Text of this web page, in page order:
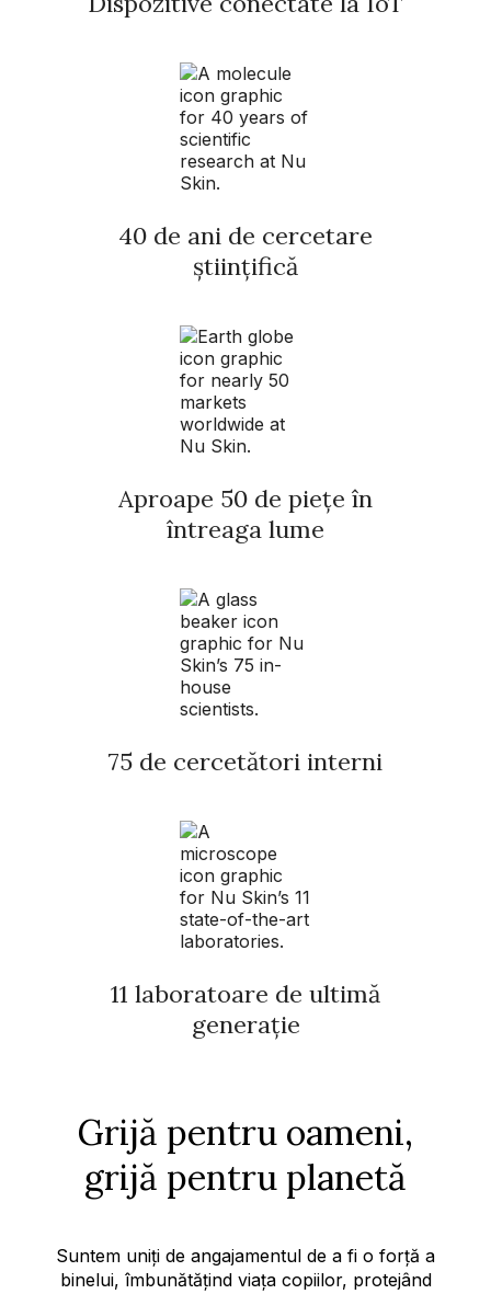
40 de ani de cercetare
științifică
Aproape 50 de piețe în
întreaga lume
75 de cercetători interni
11 laboratoare de ultimă
generație
Grijă pentru oameni,
grijă pentru planetă
Suntem uniți de angajamentul de a fi o forță a
binelui, îmbunătățind viața copiilor, protejând